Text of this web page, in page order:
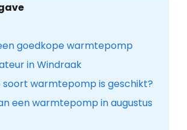
goedkope warmtepomp
in Windraak
soort warmtepomp is geschikt?
een warmtepomp in augustus